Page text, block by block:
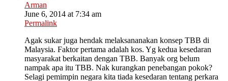
Arman
June 6, 2014 at 7:34 am
Permalink
Agak sukar juga hendak melaksananakan konsep TBB di
Malaysia. Faktor pertama adalah kos. Yg kedua kesedaran
masyarakat berkaitan dengan TBB. Banyak org belum
nampak apa itu TBB. Nak kurangkan penebangan pokok?
Selagi pemimpin negara kita tiada kesedaran tentang perkara